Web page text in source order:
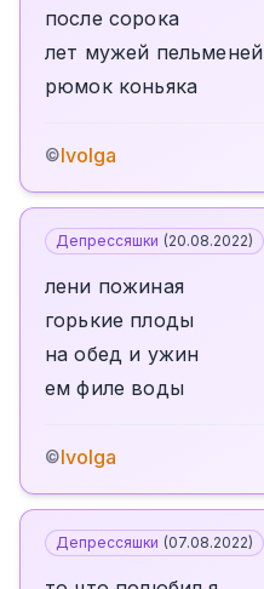
после сорока
лет мужей пельменей
рюмок коньяка
©Ivolga
Депрессяшки (20.08.2022)
лени пожиная
горькие плоды
на обед и ужин
ем филе воды
©Ivolga
Депрессяшки (07.08.2022)